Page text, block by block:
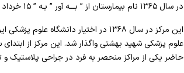
در سال ۱۳۶۵ نام بیمارستان از ” بـــه آور ” بـه ” ۱۵ خرداد ” تغییر کرد.
حاضر یکی از مراکز منحصر به فرد در جراحی پلاستیک